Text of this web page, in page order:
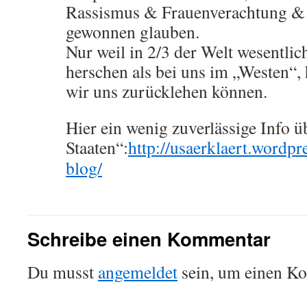
Rassismus & Frauenverachtung
gewonnen glauben.
Nur weil in 2/3 der Welt
herschen als bei uns im
wir uns zurücklehen können.
Hier ein wenig zuverlässige Info
Staaten“:http://
blog/
Schreibe einen Kommentar
Du musst angemeldet sein, um einen